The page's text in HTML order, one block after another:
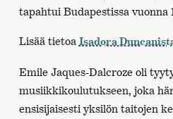
tapahtui Budapestissa vuonna
Lisää tietoa Isadora
Emile Jaques-Dalcroze oli
musiikkikoulutukseen, joka
ensisijaisesti yksilön taitojen